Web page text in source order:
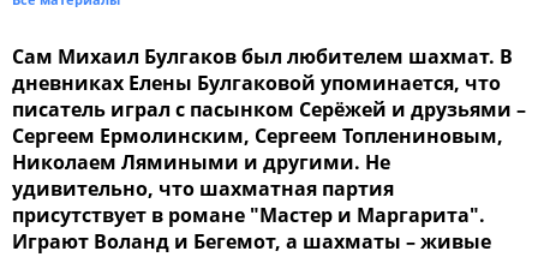
Сам Михаил Булгаков был любителем шахмат. В
дневниках Елены Булгаковой упоминается, что
писатель играл с пасынком Серёжей и друзьями –
Сергеем Ермолинским, Сергеем Топлениновым,
Николаем Лямиными и другими. Не
удивительно, что шахматная партия
присутствует в романе "Мастер и Маргарита".
Играют Воланд и Бегемот, а шахматы – живые